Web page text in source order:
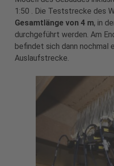
1:50 . Die Teststrecke des
Gesamtlänge von 4 m, in
durchgeführt werden. Am
befindet sich dann nochmal
Auslaufstrecke.